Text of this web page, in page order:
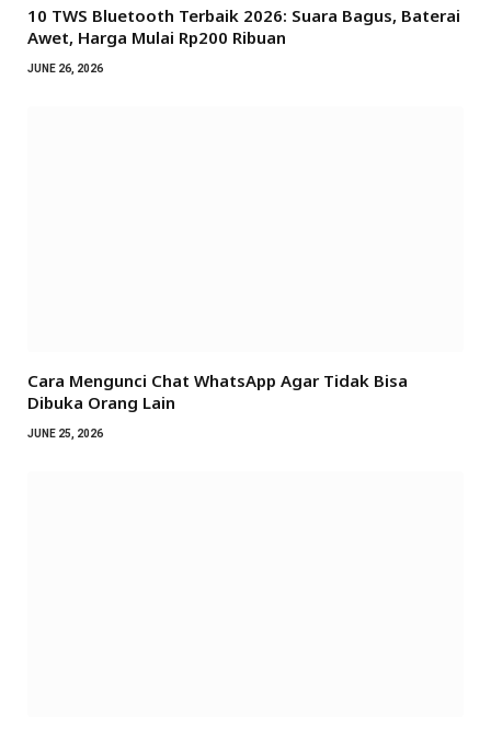
10 TWS Bluetooth Terbaik 2026: Suara Bagus, Baterai
Awet, Harga Mulai Rp200 Ribuan
JUNE 26, 2026
Cara Mengunci Chat WhatsApp Agar Tidak Bisa
Dibuka Orang Lain
JUNE 25, 2026